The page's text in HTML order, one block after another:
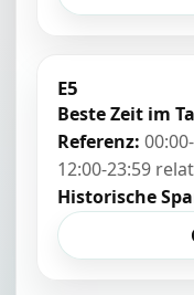
E5
Beste Zeit im
Referenz:
12:00-23:59
Historische